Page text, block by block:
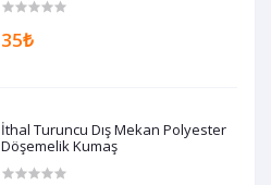
35₺
İthal Turuncu Dış Mekan Polyester
Döşemelik Kumaş